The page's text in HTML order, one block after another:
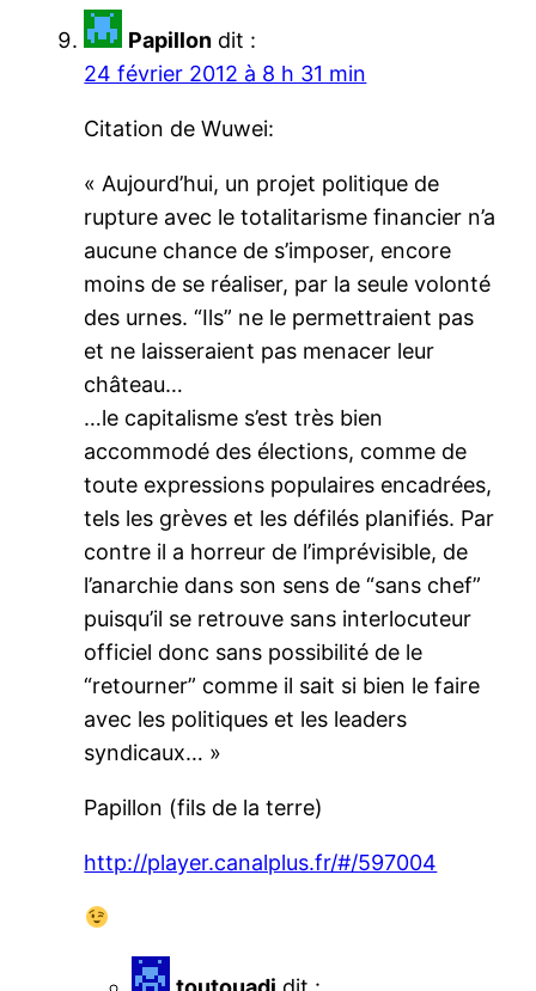
Papillon dit :
24 février 2012 à 8 h 31 min
Citation de Wuwei:
« Aujourd’hui, un projet politique de
rupture avec le totalitarisme financier n’a
aucune chance de s’imposer, encore
moins de se réaliser, par la seule volonté
des urnes. “Ils” ne le permettraient pas
et ne laisseraient pas menacer leur
château…
…le capitalisme s’est très bien
accommodé des élections, comme de
toute expressions populaires encadrées,
tels les grèves et les défilés planifiés. Par
contre il a horreur de l’imprévisible, de
l’anarchie dans son sens de “sans chef”
puisqu’il se retrouve sans interlocuteur
officiel donc sans possibilité de le
“retourner” comme il sait si bien le faire
avec les politiques et les leaders
syndicaux… »
Papillon (fils de la terre)
http://player.canalplus.fr/#/597004